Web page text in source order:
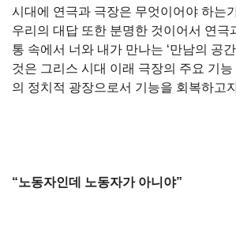
시대에 연극과 극장은 무엇이어야 하는
우리의 대답 또한 분명한 것이어서 연극
통 속에서 너와 내가 만나는 ‘만남의 공간
것은 그리스 시대 이래 극장의 주요 기
의 정치적 광장으로서 기능을 회복하고
“노동자인데 노동자가 아니야”